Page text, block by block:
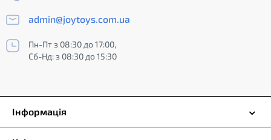
admin@joytoys.com.ua
Пн-Пт з 08:30 до 17:00,
Сб-Нд: з 08:30 до 15:30
Інформація